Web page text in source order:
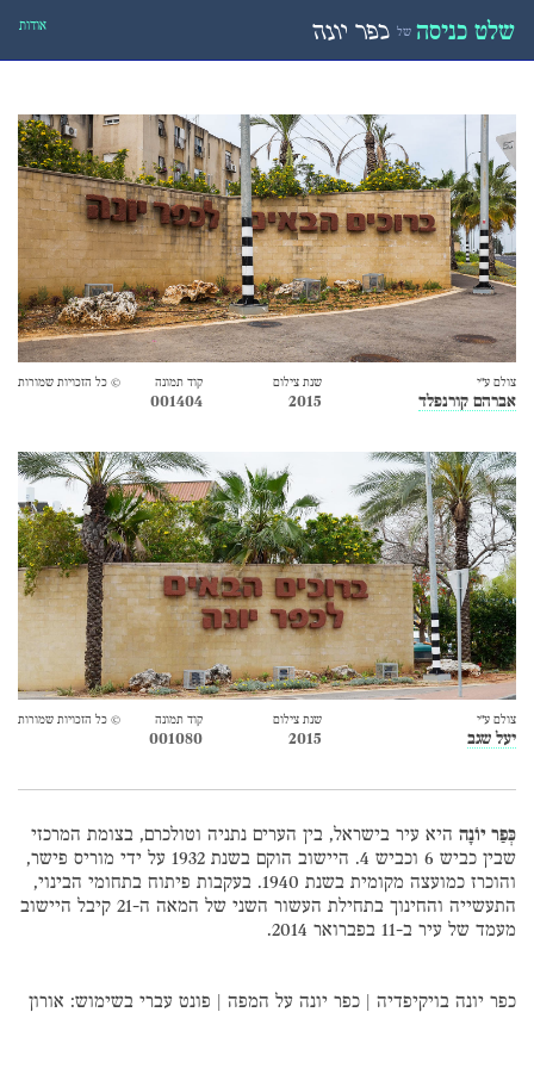
שלט כניסה של כפר יונה אודות
צולם ע״י
אברהם קורנפלד
שנת צילום
2015
קוד תמונה
001404
© כל הזכויות שמורות
צולם ע״י
יעל שגב
שנת צילום
2015
קוד תמונה
001080
© כל הזכויות שמורות
כְּפַר יוֹנָה היא עיר בישראל, בין הערים נתניה וטולכרם, בצומת המרכזי
שבין כביש 6 וכביש 4. היישוב הוקם בשנת 1932 על ידי מוריס פישר,
והוכרז כמועצה מקומית בשנת 1940. בעקבות פיתוח בתחומי הבינוי,
התעשייה והחינוך בתחילת העשור השני של המאה ה-21 קיבל היישוב
מעמד של עיר ב-11 בפברואר 2014.
כפר יונה בויקיפדיה |כפר יונה על המפה פונט עברי בשימוש: אורון